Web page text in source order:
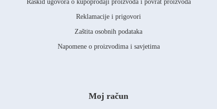
Raskid ugovora o kupoprodaji proizvoda i povrat proizvoda
Reklamacije i prigovori
Zaštita osobnih podataka
Napomene o proizvodima i savjetima
Moj račun